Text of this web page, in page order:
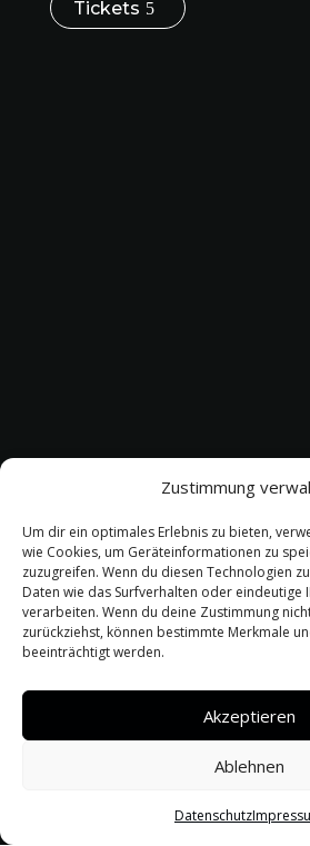
Zustimmung
Um dir ein optimales Erlebnis zu bieten,
wie Cookies, um Geräteinformationen zu
zuzugreifen. Wenn du diesen Technologien
Daten wie das Surfverhalten oder eindeutige
verarbeiten. Wenn du deine Zustimmung
zurückziehst, können bestimmte Merkmale
beeinträchtigt werden.
Akzeptieren
Ablehnen
Datenschutz
Tickets